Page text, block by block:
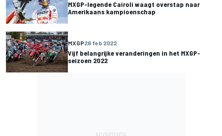
MXGP-legende Cairoli waagt overstap naar
Amerikaans kampioenschap
MXGP26 feb 2022
Vijf belangrijke veranderingen in het MXGP-
seizoen 2022